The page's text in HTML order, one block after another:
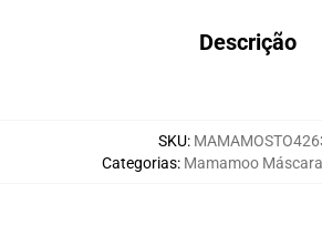
Descrição
SKU:
Categorias: Mamamoo